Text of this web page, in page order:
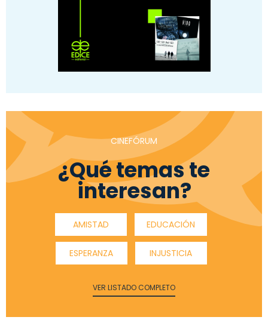
CINEFÓRUM
¿Qué temas te
interesan?
AMISTAD EDUCACIÓN
ESPERANZA INJUSTICIA
VER LISTADO COMPLETO